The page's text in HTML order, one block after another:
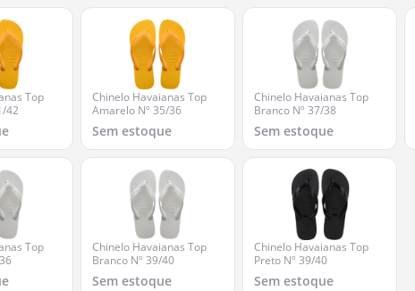
Top
42
Chinelo Havaianas Top
Amarelo Nº 35/36
Sem estoque
Chinelo Havaianas Top
Branco Nº 37/38
Sem estoque
Top
Chinelo Havaianas Top
Branco Nº 39/40
Sem estoque
Chinelo Havaianas Top
Preto Nº 39/40
Sem estoque